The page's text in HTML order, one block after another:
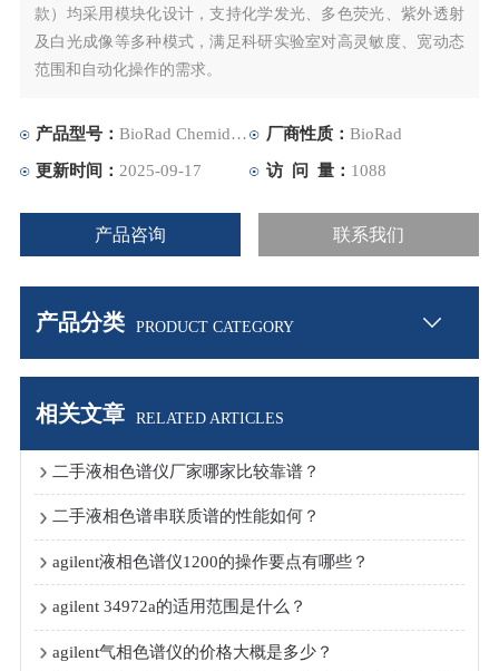
款）均采用模块化设计，支持化学发光、多色荧光、紫外透射
及白光成像等多种模式，满足科研实验室对高灵敏度、宽动态
范围和自动化操作的需求。
产品型号：BioRad Chemidoc 成像工作站 厂商性质： BioRad
更新时间：2025-09-17 访 问 量： 1088
产品咨询 联系我们
产品分类 PRODUCT CATEGORY
相关文章 RELATED ARTICLES
二手液相色谱仪厂家哪家比较靠谱？
二手液相色谱串联质谱的性能如何？
agilent液相色谱仪1200的操作要点有哪些？
agilent 34972a的适用范围是什么？
agilent气相色谱仪的价格大概是多少？